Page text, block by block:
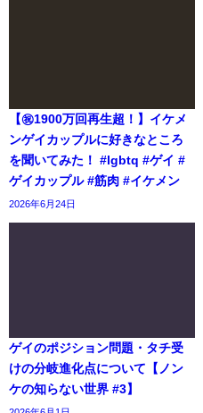
【㊗️1900万回再生超！】イケメ
ンゲイカップルに好きなところ
を聞いてみた！ #lgbtq #ゲイ #
ゲイカップル #筋肉 #イケメン
2026年6月24日
ゲイのポジション問題・タチ受
けの分岐進化点について【ノン
ケの知らない世界 #3】